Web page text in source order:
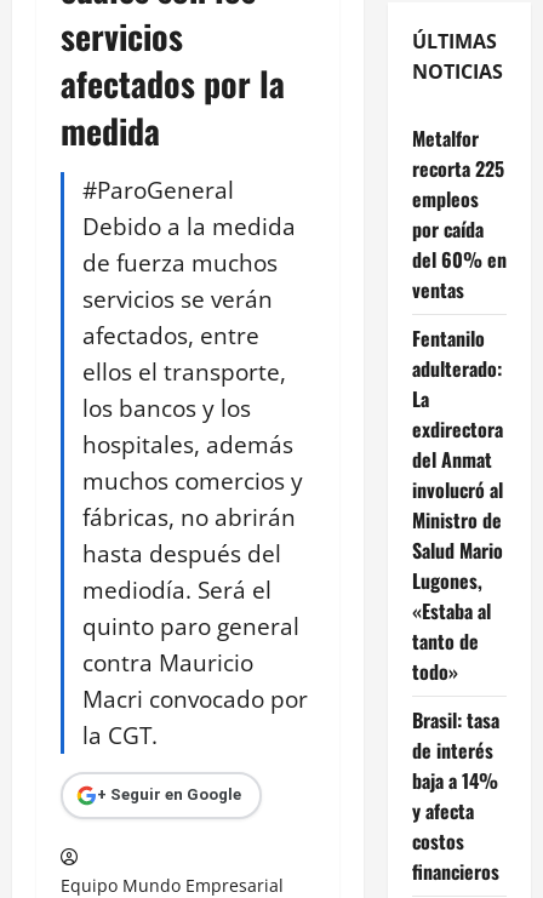
servicios
afectados por la
medida
#ParoGeneral
Debido a la medida
de fuerza muchos
servicios se verán
afectados, entre
ellos el transporte,
los bancos y los
hospitales, además
muchos comercios y
fábricas, no abrirán
hasta después del
mediodía. Será el
quinto paro general
contra Mauricio
Macri convocado por
la CGT.
+ Seguir en Google
Equipo Mundo Empresarial
ÚLTIMAS
NOTICIAS
Metalfor
recorta 225
empleos
por caída
del 60% en
ventas
Fentanilo
adulterado:
La
exdirectora
del Anmat
involucró al
Ministro de
Salud Mario
Lugones,
«Estaba al
tanto de
todo»
Brasil: tasa
de interés
baja a 14%
y afecta
costos
financieros